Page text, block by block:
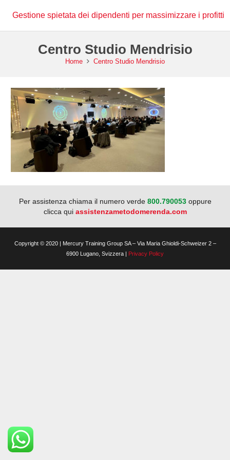
Gestione spietata dei dipendenti per massimizzare i profitti
Centro Studio Mendrisio
Home Centro Studio Mendrisio
Per assistenza chiama il numero verde 800.790053 oppure
clicca qui assistenzametodomerenda.com
Copyright © 2020 | Mercury Training Group SA – Via Maria Ghioldi-Schweizer 2 –
6900 Lugano, Svizzera | Privacy Policy